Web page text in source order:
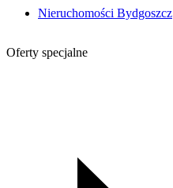
Nieruchomości Bydgoszcz
Oferty specjalne